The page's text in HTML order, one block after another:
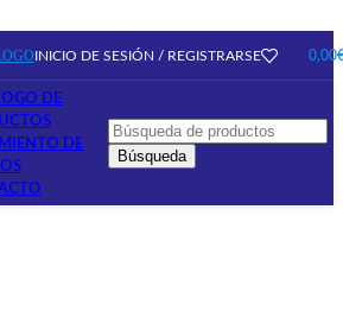
INICIO DE SESIÓN / REGISTRARSE 0,00
DE
DE
Búsqueda